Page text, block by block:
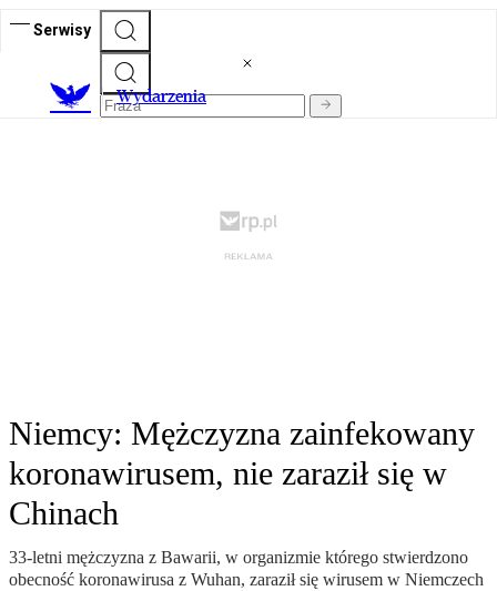
Serwisy
Wydarzenia
Niemcy: Mężczyzna zainfekowany
koronawirusem, nie zaraził się w
Chinach
33-letni mężczyzna z Bawarii, w organizmie którego stwierdzono
obecność koronawirusa z Wuhan, zaraził się wirusem w Niemczech